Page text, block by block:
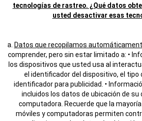
tecnologías de rastreo. ¿Qué datos
usted desactivar esas
a. Datos que recopilamos
comprender, pero sin estar limitado a: •
los dispositivos que usted usa al
el identificador del dispositivo, el tipo
identificador para publicidad. •
incluidos los datos de ubicación de su
computadora. Recuerde que la
móviles y computadoras permiten